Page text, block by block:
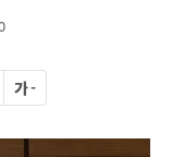
크게
글자 작게